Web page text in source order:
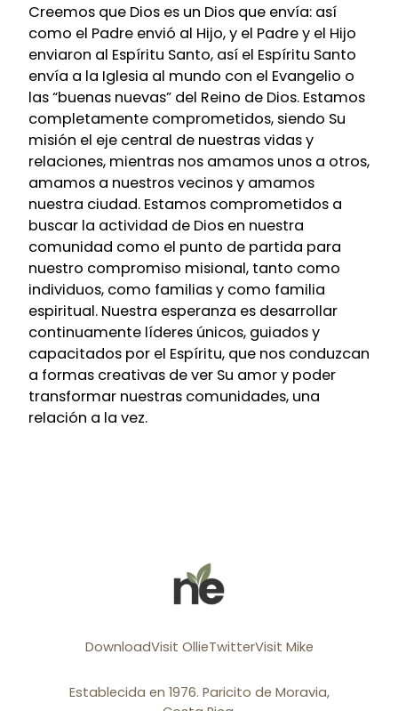
Creemos que Dios es un Dios que envía: así
como el Padre envió al Hijo, y el Padre y el Hijo
enviaron al Espíritu Santo, así el Espíritu Santo
envía a la Iglesia al mundo con el Evangelio o
las “buenas nuevas” del Reino de Dios. Estamos
completamente comprometidos, siendo Su
misión el eje central de nuestras vidas y
relaciones, mientras nos amamos unos a otros,
amamos a nuestros vecinos y amamos
nuestra ciudad. Estamos comprometidos a
buscar la actividad de Dios en nuestra
comunidad como el punto de partida para
nuestro compromiso misional, tanto como
individuos, como familias y como familia
espiritual. Nuestra esperanza es desarrollar
continuamente líderes únicos, guiados y
capacitados por el Espíritu, que nos conduzcan
a formas creativas de ver Su amor y poder
transformar nuestras comunidades, una
relación a la vez.
DownloadVisit OllieTwitterVisit Mike
Establecida en 1976. Paricito de Moravia,